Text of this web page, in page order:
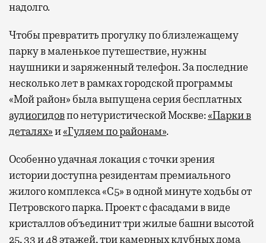
надолго.
Чтобы превратить прогулку по близлежащему
парку в маленькое путешествие, нужны
наушники и заряженный телефон. За последние
несколько лет в рамках городской программы
«Мой район» была выпущена серия бесплатных
аудиогидовпо нетуристической Москве:«Парки в
деталях»и«Гуляем по районам».
Особенно удачная локация с точки зрения
истории доступна резидентам премиального
жилого комплекса «С5»в одной минуте ходьбы от
Петровского парка. Проект с фасадами в виде
кристаллов объединит три жилые башни высотой
25, 33 и 48 этажей, три камерных клубных дома